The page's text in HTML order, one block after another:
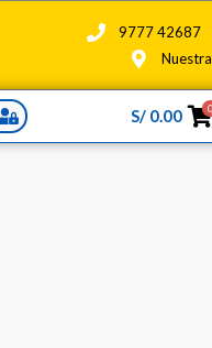
9777 42687
S/ 0.00 0